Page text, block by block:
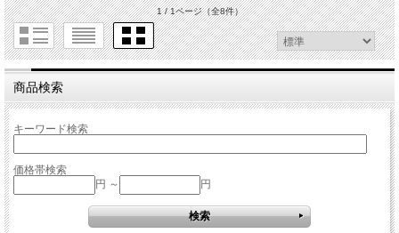
1 / 1ページ（全8件）
商品検索
キーワード検索
価格帯検索
円 ～
円